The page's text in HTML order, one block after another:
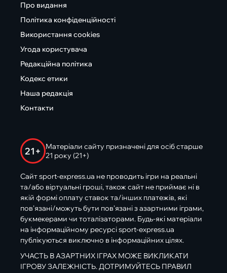
Про видання
Політика конфіденційності
Використання cookies
Угода користувача
Редакційна політика
Кодекс етики
Наша редакція
Контакти
21+
Матеріали сайту призначені для осіб старше
21 року (21+)
Сайт sport-express.ua не проводить ігри на реальні
та/або віртуальні гроші, також сайт не приймає ні в
якій формі оплату ставок та/інших платежів, які
пов’язані/можуть бути пов’язані з азартними іграми,
букмекерами чи тоталізаторами. Будь-які матеріали
на інформаційному ресурсі sport-express.ua
публікуються виключно в інформаційних цілях.
УЧАСТЬ В АЗАРТНИХ ІГРАХ МОЖЕ ВИКЛИКАТИ
ІГРОВУ ЗАЛЕЖНІСТЬ. ДОТРИМУЙТЕСЬ ПРАВИЛ